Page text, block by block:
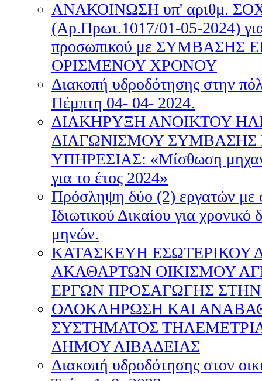
ΑΝΑΚΟΙΝΩΣΗ υπ' αριθμ.
(Αρ.Πρωτ.1017/01-05-2024)
προσωπικού με ΣΥΜΒΑΣΗΣ
ΟΡΙΣΜΕΝΟΥ ΧΡΟΝΟΥ
Διακοπή υδροδότησης στην
Πέμπτη 04- 04- 2024.
ΔΙΑΚΗΡΥΞΗ ΑΝΟΙΚΤΟΥ
ΔΙΑΓΩΝΙΣΜΟΥ
ΥΠΗΡΕΣΙΑΣ: «Μίσθωση
για το έτος 2024»
Πρόσληψη δύο (2) εργατών με
Ιδιωτικού Δικαίου για
μηνών.
ΚΑΤΑΣΚΕΥΗ ΕΣΩΤΕΡΙΚΟΥ
ΑΚΑΘΑΡΤΩΝ ΟΙΚΙΣΜΟΥ
ΕΡΓΩΝ ΠΡΟΣΑΓΩΓΗΣ ΣΤΗΝ
ΟΛΟΚΛΗΡΩΣΗ ΚΑΙ
ΣΥΣΤΗΜΑΤΟΣ
ΔΗΜΟΥ ΛΙΒΑΔΕΙΑΣ
Διακοπή υδροδότησης στον